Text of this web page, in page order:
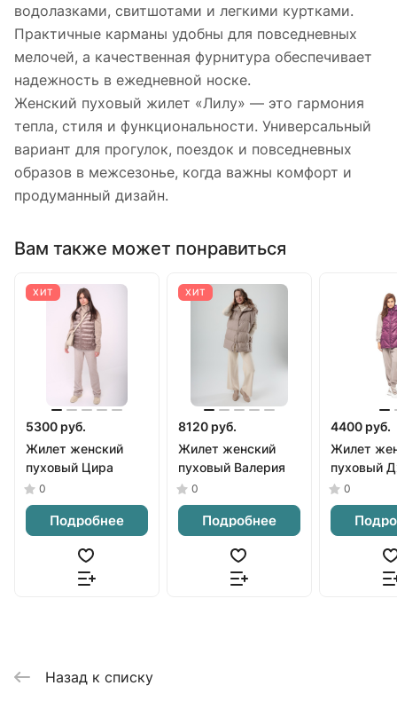
водолазками, свитшотами и легкими куртками.
Практичные карманы удобны для повседневных
мелочей, а качественная фурнитура обеспечивает
надежность в ежедневной носке.
Женский пуховый жилет «Лилу» — это гармония
тепла, стиля и функциональности. Универсальный
вариант для прогулок, поездок и повседневных
образов в межсезонье, когда важны комфорт и
продуманный дизайн.
Вам также может понравиться
ХИТ
5300 руб.
Жилет женский
пуховый Цира
0
Подробнее
ХИТ
8120 руб.
Жилет женский
пуховый Валерия
0
Подробнее
4400 руб.
Жилет
пуховый
0
Назад к списку